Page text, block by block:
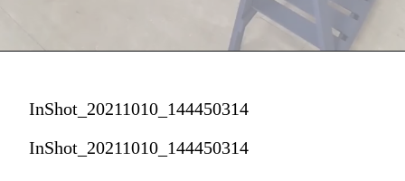
InShot_20211010_144450314
InShot_20211010_144450314